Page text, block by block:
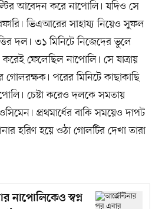
আবেদন করে নাপোলি। যদিও সে
ভিএআরের সাহায্য নিয়েও সুফল
দল। ৩১ মিনিটে নিজেদের ভুলে
ফেলেছিল নাপোলি। সে যাত্রায়
পরের মিনিটে কাছাকাছি
চেষ্টা করেও দলকে সমতায়
প্রথমার্ধের বাকি সময়েও দাপট
হরিণ হয়ে ওঠা গোলটির দেখা তারা
নাপোলিকেও স্বপ্ন